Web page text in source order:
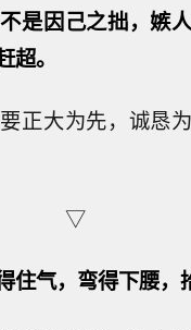
是因己之拙，嫉
超。
正大为先，诚恳
▽
住气，弯得下腰，